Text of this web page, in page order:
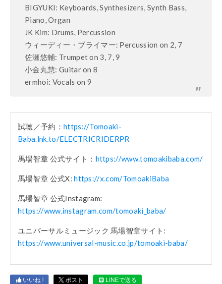
BIGYUKI: Keyboards, Synthesizers, Synth Bass,
Piano, Organ
JK Kim: Drums, Percussion
ウィーディー・ブライマー: Percussion on 2, 7
佐瀬悠輔: Trumpet on 3, 7, 9
小金丸慧: Guitar on 8
ermhoi: Vocals on 9
試聴／予約： https://Tomoaki-
Baba.lnk.to/ELECTRICRIDERPR
馬場智章 公式サイト： https://www.tomoakibaba.com/
馬場智章 公式X: https://x.com/TomoakiBaba
馬場智章 公式Instagram:
https://www.instagram.com/tomoaki_baba/
ユニバーサルミュージック 馬場智章サイト:
https://www.universal-music.co.jp/tomoaki-baba/
いいね ! ポスト LINEで送る